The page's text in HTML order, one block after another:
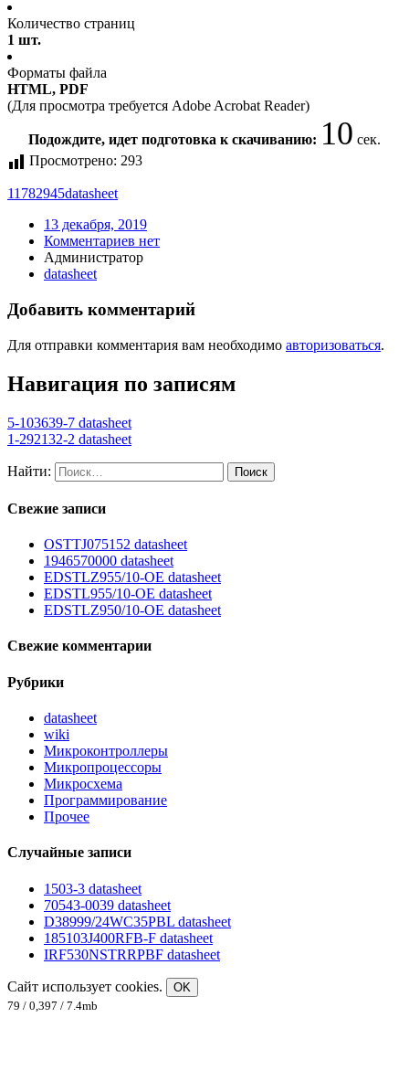
Количество страниц
1 шт.
Форматы файла
HTML, PDF
(Для просмотра требуется Adobe Acrobat Reader)
Подождите, идет подготовка к скачиванию: 10 сек.
Просмотрено: 293
11782945datasheet
13 декабря, 2019
Комментариев нет
Администратор
datasheet
Добавить комментарий
Для отправки комментария вам необходимо авторизоваться.
Навигация по записям
5-103639-7 datasheet
1-292132-2 datasheet
Найти:
Свежие записи
OSTTJ075152 datasheet
1946570000 datasheet
EDSTLZ955/10-OE datasheet
EDSTL955/10-OE datasheet
EDSTLZ950/10-OE datasheet
Свежие комментарии
Рубрики
datasheet
wiki
Микроконтроллеры
Микропроцессоры
Микросхема
Программирование
Прочее
Случайные записи
1503-3 datasheet
70543-0039 datasheet
D38999/24WC35PBL datasheet
185103J400RFB-F datasheet
IRF530NSTRRPBF datasheet
Сайт использует cookies.
OK
79 / 0,397 / 7.4mb